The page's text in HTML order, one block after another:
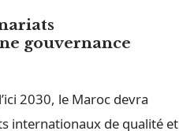
gouvernance
2030, le Maroc devra
internationaux de qualité et